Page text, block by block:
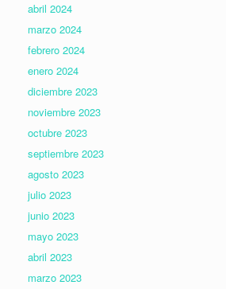
abril 2024
marzo 2024
febrero 2024
enero 2024
diciembre 2023
noviembre 2023
octubre 2023
septiembre 2023
agosto 2023
julio 2023
junio 2023
mayo 2023
abril 2023
marzo 2023